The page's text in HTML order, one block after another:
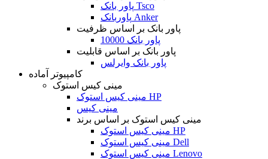
پاور بانک Tsco
پاوربانک Anker
پاور بانک بر اساس ظرفیت
پاور بانک 10000
پاور بانک بر اساس قابلیت
پاور بانک وایرلس
کامپیوتر آماده
مینی کیس استوک
مینی کیس استوک HP
مینی کیس
مینی کیس استوک بر اساس برند
مینی کیس استوک HP
مینی کیس استوک Dell
مینی کیس استوک Lenovo